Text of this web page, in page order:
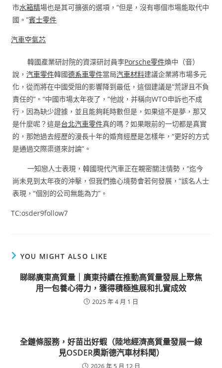
市水箱精場也是其可擴張的選項，“但是，沒有哪個市場能取代中
國。”賓士零件
汽車空氣芯
韓國產業研討院的資深研討員李Porsche零件煥中（音）
說，汽車零件韓國德系車零件當局汽車材料建議企業將市場多元
化，從而將在中國受阻的影響降到最低，這個建議是“荒謬且不負
責任的”。“中國市場太年夜了，”他說，并稱向WTO申訴也不成
行，因為缺少證據，並且能夠耗時數但是，如果這不是夢，那又
是什麼呢？這是台北汽車零件真的嗎？如果眼前的一切都是真實
的，那她過去經歷的漫長十年的婚育經歷是怎樣年，“更好的方式
是通過交際渠道來討論”。
一知戀人士表現，韓國現代汽車正在親密關注情勢，“迄今
尚未見到太年夜的沖擊，但我們擔心境勢會若何發展，”該名人士
表現，“個別的公司無能為力”。
TC:osder9follow7
YOU MIGHT ALSO LIKE
睇睇廣東高質量｜廣東持續在推動高質量發展上聚焦
用一包養心得力，獲得積極進展和扎實成效
2025 年 4 月 1 日
全鏈條服務，好苗出好蝦（陸地經濟高質量發展一線
見OSDER奧斯德汽車材料聞）
2026 年 5 月 12 日